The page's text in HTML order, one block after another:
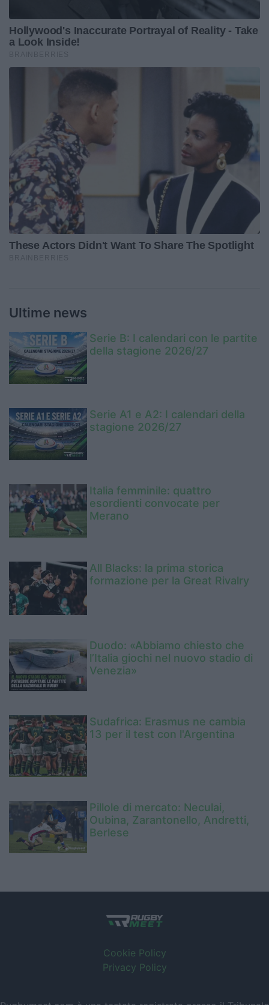
Ultime news
Serie B: I calendari con le partite
della stagione 2026/27
Serie A1 e A2: I calendari della
stagione 2026/27
Italia femminile: quattro
esordienti convocate per
Merano
All Blacks: la prima storica
formazione per la Great Rivalry
Duodo: «Abbiamo chiesto che
l’Italia giochi nel nuovo stadio di
Venezia»
Sudafrica: Erasmus ne cambia
13 per il test con l'Argentina
Pillole di mercato: Neculai,
Oubina, Zarantonello, Andretti,
Berlese
Cookie Policy
Privacy Policy